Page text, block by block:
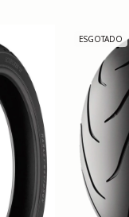
ESGOTADO